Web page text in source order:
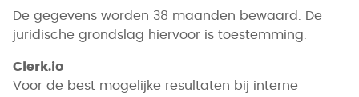
De gegevens worden 38 maanden bewaard. De
juridische grondslag hiervoor is toestemming.
Clerk.io
Voor de best mogelijke resultaten bij interne